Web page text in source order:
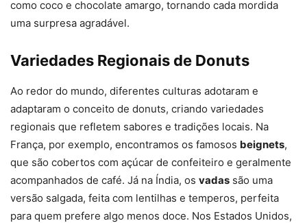
como coco e chocolate amargo, tornando cada mordida
uma surpresa agradável.
Variedades Regionais de Donuts
Ao redor do mundo, diferentes culturas adotaram e
adaptaram o conceito de donuts, criando variedades
regionais que refletem sabores e tradições locais. Na
França, por exemplo, encontramos os famosos beignets,
que são cobertos com açúcar de confeiteiro e geralmente
acompanhados de café. Já na Índia, os vadas são uma
versão salgada, feita com lentilhas e temperos, perfeita
para quem prefere algo menos doce. Nos Estados Unidos,